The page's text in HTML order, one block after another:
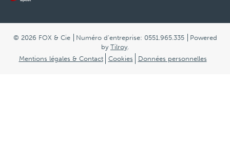
© 2026 FOX & Cie Numéro d'entreprise: 0551.965.335
Powered
by Tilroy.
Mentions légales & Contact
Cookies Données personnelles